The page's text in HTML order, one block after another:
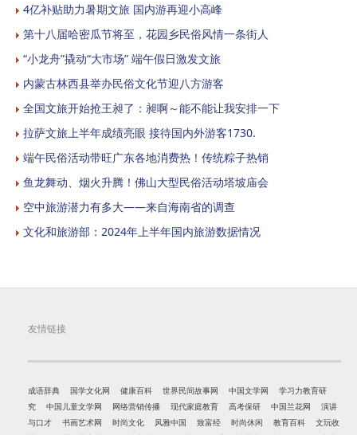
4亿补贴助力暑期文旅 国内游再迎小高峰
第十八届哈密瓜节将至，花园乡民俗风情一条街人
“小龙舟”撬动“大市场” 端午假日激发文旅
内蒙古林西县举办民俗文化节迎八方游客
全国文旅开始抢王昶了：昶啊～能不能让我安排一下
拉萨文旅上半年成绩亮眼 接待国内外游客1730.
端午民俗活动带旺广东各地消费热！传统粽子热销
鱼龙舞动、烟火升腾！佛山大型民俗活动塔坡庙会
空中旅游潜力有多大——来自海南省的调查
文化和旅游部：2024年上半年国内旅游数据情况
友情链接
成语辞典 国学文化网 健康百科 世界民间故事网 中国文学网
学习力教育研
究
中国儿童文学网 网络营销传播 现代家庭教育 高考保研 中国兰花网
演讲
与口才
书画艺术网 时尚文化 风雅中国 致富经 时尚休闲 教育百科
文玩收